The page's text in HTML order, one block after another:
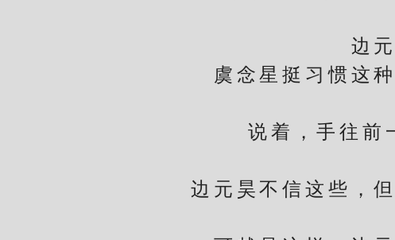
边元昊
虞念星挺习惯这种
说着，手往前一
边元昊不信这些，但